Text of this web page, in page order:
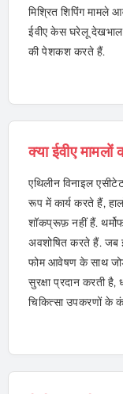
मिश्रित शिपिंग मामले
ईवीए केस घरेलू देखभाल
की पेशकश करते हैं.
क्या ईवीए
एथिलीन विनाइल
रूप में कार्य करते हैं,
शॉकप्रूफ़ नहीं हैं.
अवशोषित करते हैं. जब
फोम आवेषण के साथ
सुरक्षा प्रदान करती
चिकित्सा उपकरणों के